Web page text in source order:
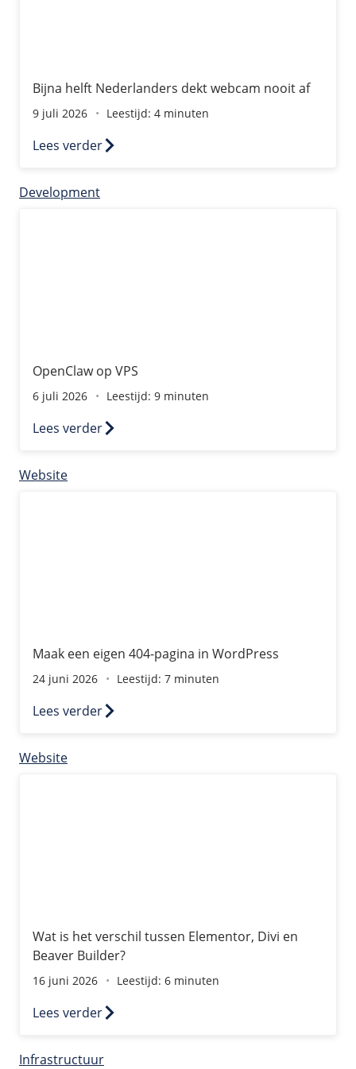
Bijna helft Nederlanders dekt webcam nooit af
9 juli 2026 Leestijd: 4 minuten
Lees verder
Development
OpenClaw op VPS
6 juli 2026 Leestijd: 9 minuten
Lees verder
Website
Maak een eigen 404-pagina in WordPress
24 juni 2026 Leestijd: 7 minuten
Lees verder
Website
Wat is het verschil tussen Elementor, Divi en
Beaver Builder?
16 juni 2026 Leestijd: 6 minuten
Lees verder
Infrastructuur